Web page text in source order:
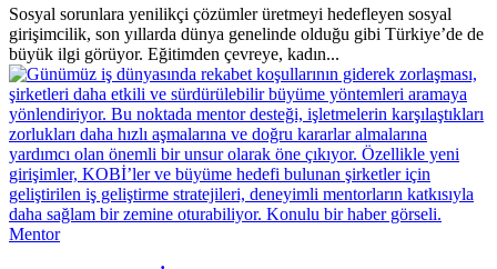
Sosyal sorunlara yenilikçi çözümler üretmeyi hedefleyen sosyal
girişimcilik, son yıllarda dünya genelinde olduğu gibi Türkiye’de de
büyük ilgi görüyor. Eğitimden çevreye, kadın...
Mentor